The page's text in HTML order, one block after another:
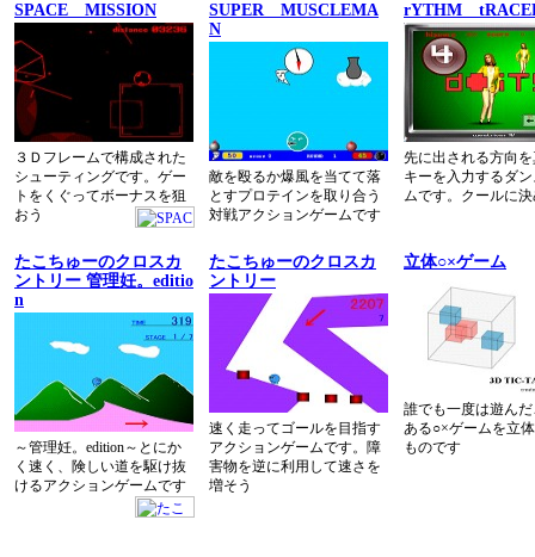
SPACE MISSION
３Ｄフレームで構成された
シューティングです。ゲー
トをくぐってボーナスを狙
おう
SUPER MUSCLEMA
N
敵を殴るか爆風を当てて落
とすプロテインを取り合う
対戦アクションゲームです
rYTHM
先に出される方向
キーを入力するダ
ムです。クールに
たこちゅーのクロスカ
ントリー 管理妊。editio
n
～管理妊。edition～とにか
く速く、険しい道を駆け抜
けるアクションゲームです
たこちゅーのクロスカ
ントリー
速く走ってゴールを目指す
アクションゲームです。障
害物を逆に利用して速さを
増そう
立体○×ゲーム
誰でも一度は遊ん
ある○×ゲームを立
ものです